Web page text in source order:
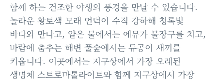
함께 하는 건조한 야생의 풍경을 만날 수 있습니다.
놀라운 황토색 모래 언덕이 수직 강하해 청록빛
바다와 만나고, 얕은 물에서는 에뮤가 물장구를 치고,
바람에 춤추는 해변 풀숲에서는 듀공이 새끼를
키웁니다. 이곳에서는 지구상에서 가장 오래된
생명체 스트로마톨라이트와 함께 지구상에서 가장